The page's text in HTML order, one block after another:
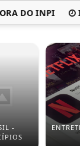
DO INPI
-